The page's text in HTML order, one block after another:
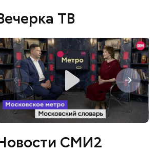
ТВ
СМИ2